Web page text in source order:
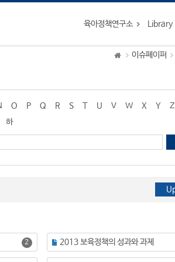
육아정책연구소 Library
이슈페이퍼
O P Q R S T U V W X Y
Z
하
2 2013 보육정책의 성과와 과제